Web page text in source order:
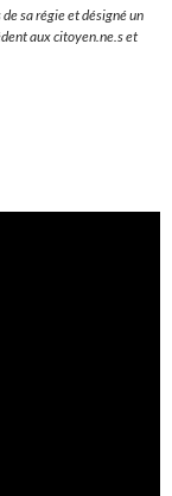
sa régie et désigné un
aux citoyen.ne.s et